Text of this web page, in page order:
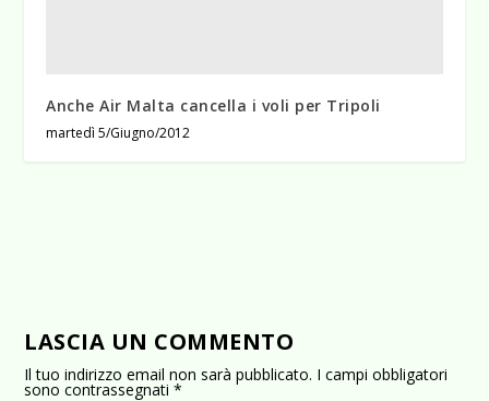
Anche Air Malta cancella i voli per Tripoli
martedì 5/Giugno/2012
LASCIA UN COMMENTO
Il tuo indirizzo email non sarà pubblicato. I campi obbligatori
sono contrassegnati*